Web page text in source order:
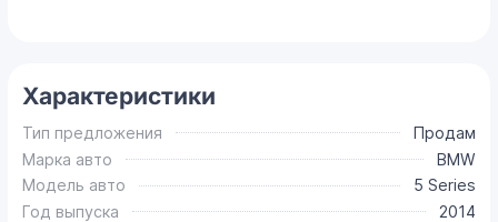
Характеристики
Тип предложения
Продам
Марка авто
BMW
Модель авто
5 Series
Год выпуска
2014